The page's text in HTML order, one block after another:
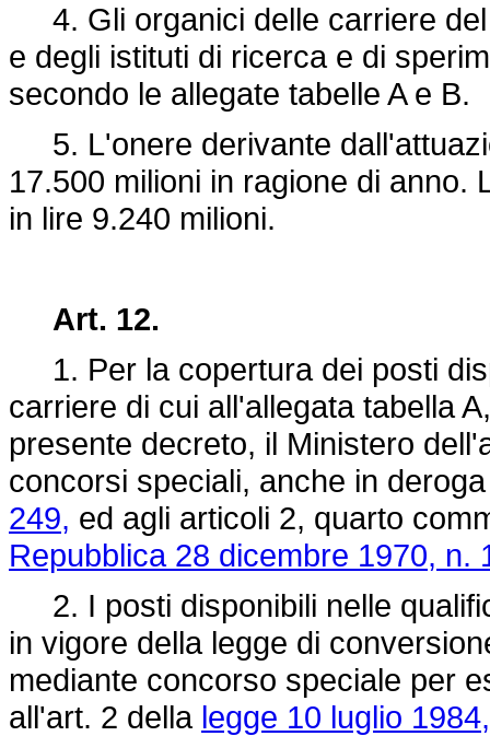
4. Gli organici delle carriere del
e degli istituti di ricerca e di
secondo le allegate tabelle A e B.
5. L'onere derivante
17.500 milioni in ragione di anno.
in lire 9.240 milioni.
Art. 12.
1. Per la copertura dei posti
carriere di cui all'allegata tabella
presente decreto, il Ministero
concorsi speciali, anche in
249, ed agli articoli 2, quarto
Repubblica 28 dicembre 1970, n.
2. I posti disponibili nelle
in vigore della legge di
mediante concorso speciale per
all'art. 2 della legge 10 luglio